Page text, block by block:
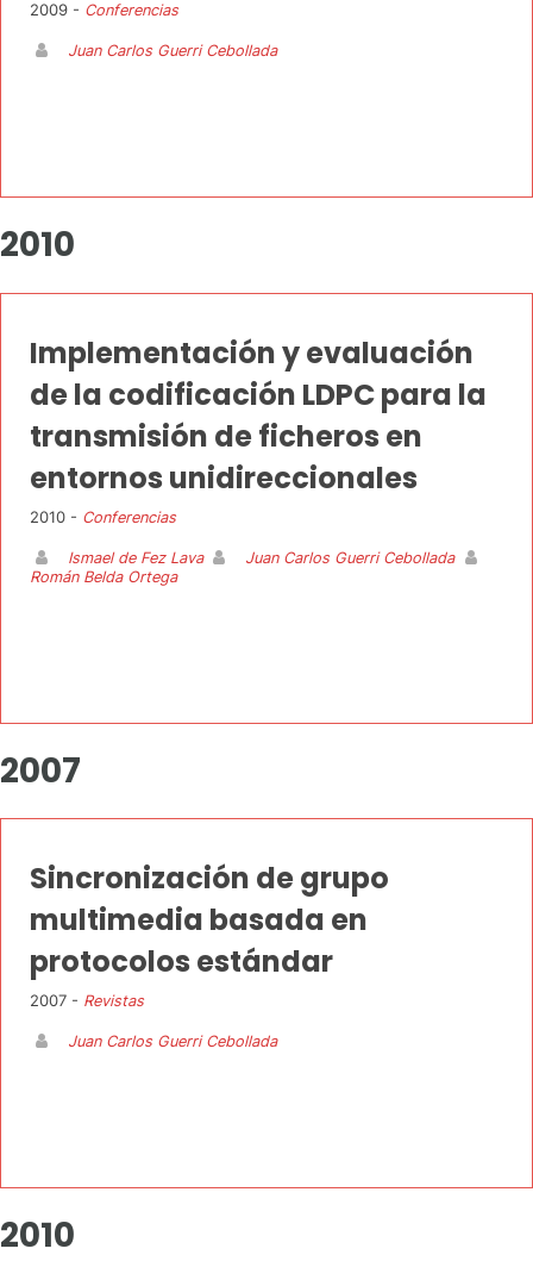
2009 - Conferencias
Juan Carlos Guerri Cebollada
2010
Implementación y evaluación
de la codificación LDPC para la
transmisión de ficheros en
entornos unidireccionales
2010 - Conferencias
Ismael de Fez Lava
Juan Carlos Guerri Cebollada
Román Belda Ortega
2007
Sincronización de grupo
multimedia basada en
protocolos estándar
2007 - Revistas
Juan Carlos Guerri Cebollada
2010